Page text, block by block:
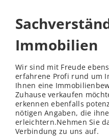
Immobilien
Wir sind mit Freude
erfahrene Profi rund um
Ihnen eine
Zuhause verkaufen
erkennen ebenfalls
nötigen Angaben, die
erleichtern.Nehmen Sie
Verbindung zu uns auf.